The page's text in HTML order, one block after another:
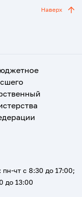
Наверх
чт с 8:30 до 17:00;
до 13:00